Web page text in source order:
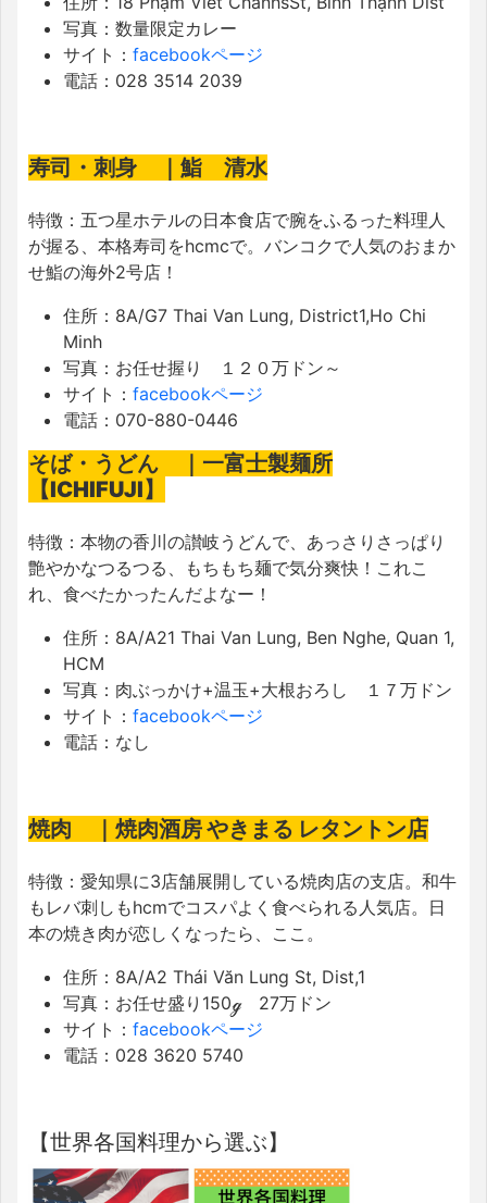
写真：数量限定カレー
サイト： facebookページ
電話： 028 3514 2039
寿司・刺身 ｜鮨 清水
特徴：五つ星ホテルの日本食店で腕をふるった料理人
が握る、本格寿司をhcmcで。 バンコクで人気のおまか
せ鮨の海外2号店！
住所： 8A/G7 Thai Van Lung, District1,Ho Chi
Minh
写真：お任せ握り １２０万ドン～
サイト： facebookページ
電話： 070-880-0446
そば・うどん ｜一富士製麺所
【ICHIFUJI】
特徴：本物の香川の讃岐うどんで、あっさりさっぱり
艶やかなつるつる、もちもち麺で気分爽快！これこ
れ、食べたかったんだよなー！
住所： 8A/A21 Thai Van Lung, Ben Nghe, Quan 1,
HCM
写真：肉ぶっかけ+温玉+大根おろし １７万ドン
サイト： facebookページ
電話：なし
焼肉 ｜焼肉酒房 やきまる レタントン店
特徴： 愛知県に3店舗展開している焼肉店の支店。 和牛
もレバ刺しもhcmでコスパよく食べられる人気店。日
本の焼き肉が恋しくなったら、ここ。
住所： 8A/A2 Thái Văn Lung St, Dist,1
写真：お任せ盛り150ℊ 27万ドン
サイト： facebookページ
電話： 028 3620 5740
【世界各国料理から選ぶ】